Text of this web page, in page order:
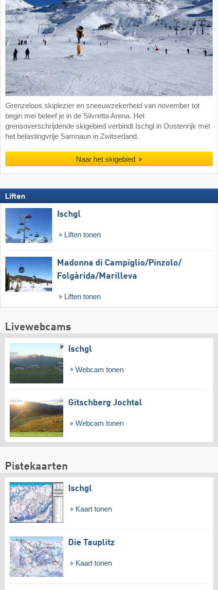
Grenzeloos skiplezier en sneeuwzekerheid van november tot
begin mei beleef je in de Silvretta Arena. Het
grensoverschrijdende skigebied verbindt Ischgl in Oostenrijk met
het belastingvrije Samnaun in Zwitserland.
Naar het skigebied
Liften
Ischgl
Liften tonen
Madonna di Campiglio/​Pinzolo/​
Folgàrida/​Marilleva
Liften tonen
Livewebcams
Ischgl
Webcam tonen
Gitschberg Jochtal
Webcam tonen
Pistekaarten
Ischgl
Kaart tonen
Die Tauplitz
Kaart tonen